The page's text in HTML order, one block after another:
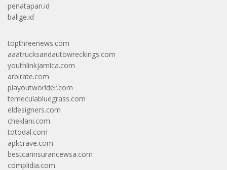
penatapan.id
balige.id
topthreenews.com
aaatrucksandautowreckings.com
youthlinkjamica.com
arbirate.com
playoutworlder.com
temeculabluegrass.com
eldesigners.com
cheklani.com
totodal.com
apkcrave.com
bestcarinsurancewsa.com
complidia.com